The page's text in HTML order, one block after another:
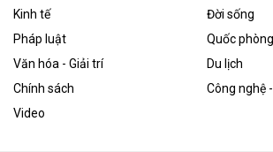
Kinh tế
Đời sống
Pháp luật
Quốc
Văn hóa - Giải trí
Du lịch
Chính sách
Công nghệ
Video